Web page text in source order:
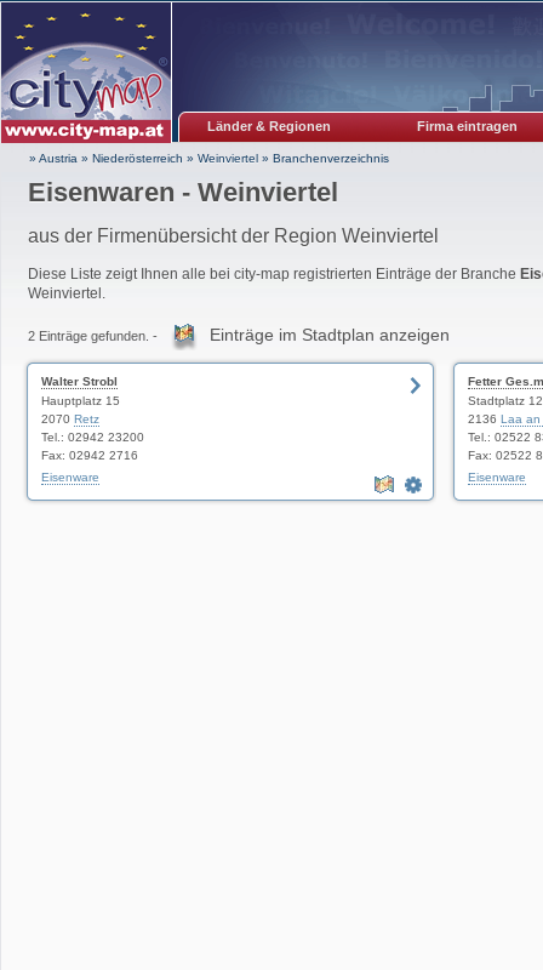
Länder & Regionen Firma eintragen
» Austria » Niederösterreich » Weinviertel » Branchenverzeichnis
Eisenwaren - Weinviertel
aus der Firmenübersicht der Region Weinviertel
Diese Liste zeigt Ihnen alle bei city-map registrierten Einträge der Branche
Weinviertel.
2 Einträge gefunden. - Einträge im Stadtplan anzeigen
Walter Strobl
Hauptplatz 15
2070 Retz
Tel.: 02942 23200
Fax: 02942 2716
Eisenware
Fetter
Stadtplatz
2136 Laa an
Tel.: 02522
Fax: 02522
Eisenware